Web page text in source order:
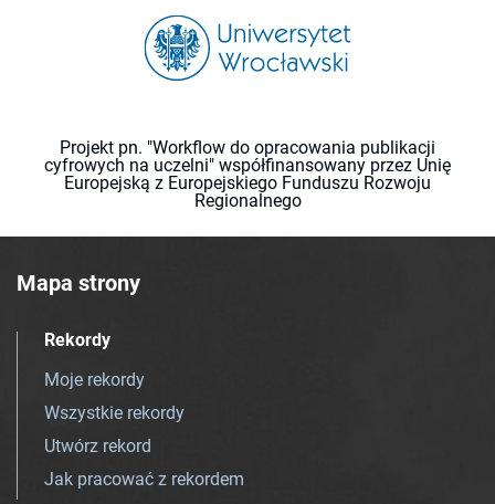
Projekt pn. "Workflow do opracowania publikacji
cyfrowych na uczelni" współfinansowany przez Unię
Europejską z Europejskiego Funduszu Rozwoju
Regionalnego
Mapa strony
Rekordy
Moje rekordy
Wszystkie rekordy
Utwórz rekord
Jak pracować z rekordem